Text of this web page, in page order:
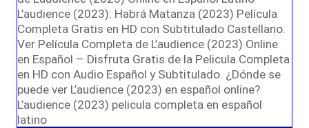
L’audience (2023): Habrá Matanza (2023) Película
Completa Gratis en HD con Subtitulado Castellano.
Ver Película Completa de L’audience (2023) Online
en Español – Disfruta Gratis de la Pelicula Completa
en HD con Audio Español y Subtitulado. ¿Dónde se
puede ver L’audience (2023) en español online?
L’audience (2023) pelicula completa en español
latino